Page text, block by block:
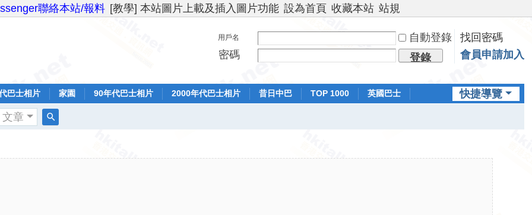
聯絡本站/報料 [教學] 本站圖片上載及插入圖片功能 設為首頁 收藏本站 站規
用戶名 自動登錄
找回密碼
密碼
登錄 會員申請加入
快捷導覽
巴士相片 家園 90年代巴士相片 2000年代巴士相片 昔日中巴 TOP 1000
英國巴士
文章